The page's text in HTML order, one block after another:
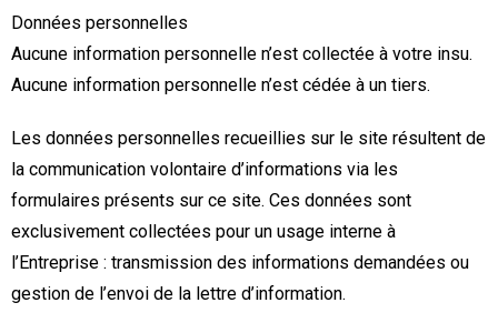
Données personnelles
Aucune information personnelle n’est collectée à votre insu.
Aucune information personnelle n’est cédée à un tiers.
Les données personnelles recueillies sur le site résultent de
la communication volontaire d’informations via les
formulaires présents sur ce site. Ces données sont
exclusivement collectées pour un usage interne à
l’Entreprise : transmission des informations demandées ou
gestion de l’envoi de la lettre d’information.